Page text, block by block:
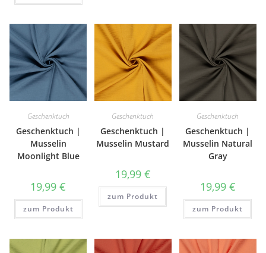
Geschenktuch
Geschenktuch |
Musselin
Moonlight Blue
19,99€
zum Produkt
Geschenktuch
Geschenktuch |
Musselin Mustard
19,99 €
zum Produkt
Geschenktuch
Geschenktuch |
Musselin Natural
Gray
19,99 €
zum Produkt